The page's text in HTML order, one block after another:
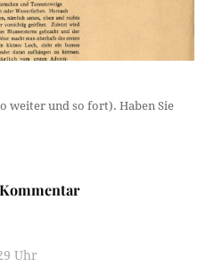
weiter und so fort). Haben Sie
Uhr